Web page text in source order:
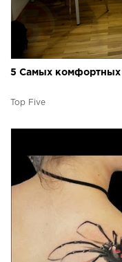
5 Самых комфортных
Top Five